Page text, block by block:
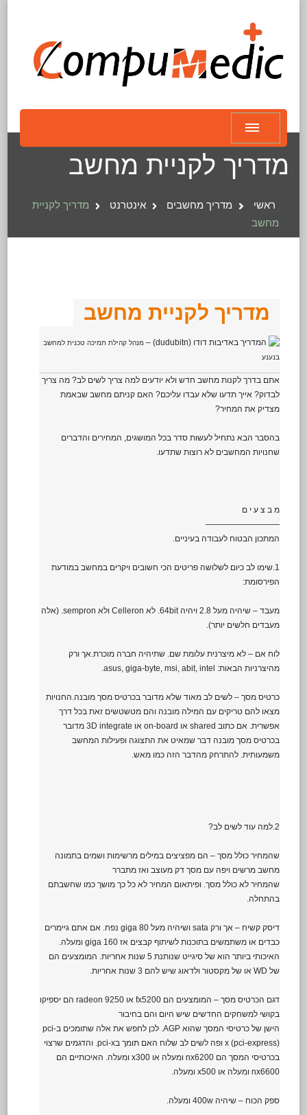
מדריך לקניית מחשב
ראשי מדריך מחשבים אינטרנט
מדריך לקניית
מחשב
מדריך לקניית מחשב
המדריך באדיבות דודו (dudubitn) –
מנהל קהילת תמיכה טכנית למחשב
בנענע
אתם בדרך לקנות מחשב חדש ולא יודעים למה צריך לשים לב? מה צריך
לבדוק? אייך תדעו שלא עבדו עליכם? האם קניתם מחשב שבאמת
מצדיק את המחיר?
בהסבר הבא נתחיל לעשות סדר בכל המושגים, המחירים והדברים
שחנויות המחשבים לא רוצות שתדעו.
מ ב צ ע י ם
—————————
המתכון הבטוח לעבודה בעיניים.
1.שימו לב כיום לשלושה פריטים הכי חשובים ויקרים במחשב במודעת
הפירסומת:
מעבד – שיהיה מעל 2.8 ויהיה 64bit. לא Celleron ולא sempron. (אלה
מעבדים חלשים יותר).
לוח אם – לא מיצרנית עלומת שם. שתיהיה חברה מוכרת.אך ורק
מהיצרניות הבאות: asus, giga-byte, msi, abit, intel.
כרטיס מסך – לשים לב מאוד שלא מדובר בכרטיס מסך מובנה.החנויות
מצאו להם טריקים עם המילה מובנה והם מטשטשים זאת בכל דרך
אפשרית. אם כתוב shared או on-board או 3D integrate מדובר
בכרטיס מסך מובנה דבר שמאיט את התצוגה ופעילות המחשב
משמעותית. להתרחק מהדבר הזה כמו מאש.
2.למה עוד לשים לב?
שהמחיר כולל מסך – הם מפציצים במילים מרשימות ושמים בתמונה
מחשב מרשים ויפה עם מסך דק מעוצב ואז מתברר
שהמחיר לא כולל מסך. ופיתאום המחיר לא כל כך מושך כמו שחשבתם
בהתחלה.
דיסק קשיח – אך ורק sata ושיהיה מעל 80 giga נפח. אם אתם גיימרים
כבדים או משתמשים בתוכנות לשיתוף קבצים אז 160 giga ומעלה.
האיכותי ביותר הוא של סיגייט שנותנת 5 שנות אחריות. המומצעים הם
של WD או של מקסטור ולדאוג שיש להם 3 שנות אחריות.
דגם הכרטיס מסך – המומצעים הם fx5200 או radeon 9250 הם יספיקו
בקושי למשחקים החדשים שיש היום והם בחיבור
הישן של כרטיסי המסך שהוא AGP. לכן לחפש את אלה שתומכים בpci-
x (pci-express) ופה לשים לב שלוח האם תומך בpci-x. והדגמים שרצוי
בכרטיסי המסך הם nx6200 ומעלה או x300 ומעלה. האיכותיים הם
nx6600 ומעלה או x500 ומעלה.
ספק הכוח – שיהיה 400w ומעלה.